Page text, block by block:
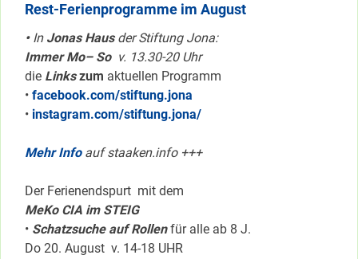
Rest-Ferienprogramme im August
•InJonas Hausder Stiftung Jona:
Immer Mo– So v. 13.30-20 Uhr
die Linkszum aktuellen Programm
• facebook.com/stiftung.jona
• instagram.com/stiftung.jona/
Mehr Infoauf staaken.info +++
Der Ferienendspurt mit dem
MeKo CIA im STEIG
• Schatzsuche auf Rollenfür alle ab 8 J.
Do 20. August v. 14-18 UHR